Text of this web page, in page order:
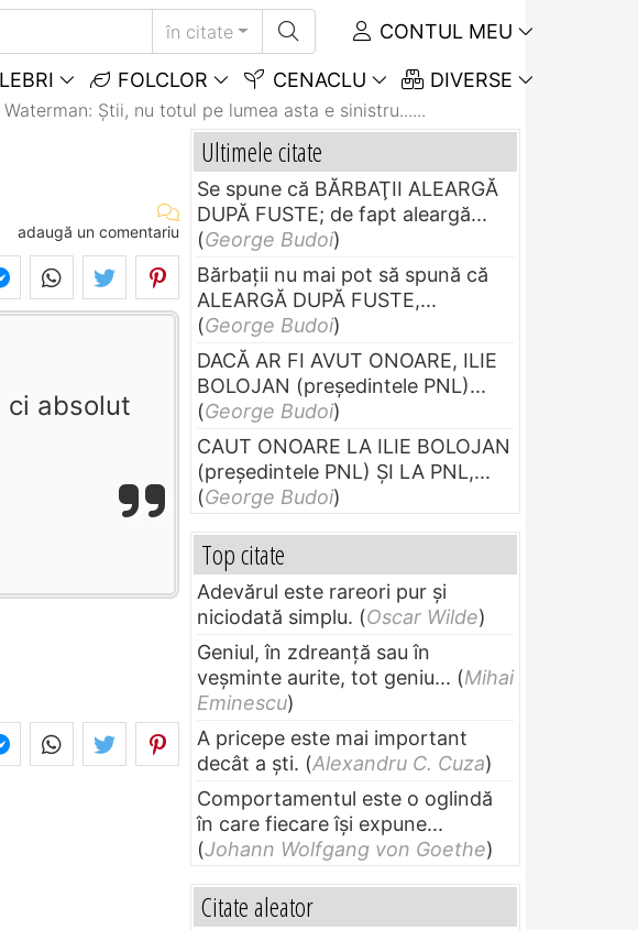
în citate CONTUL MEU
FOLCLOR CENACLU DIVERSE
Waterman: Ştii, nu totul pe lumea asta e sinistru......
adaugă un comentariu
ci absolut
Ultimele citate
Se spune că BĂRBAŢII ALEARGĂ
DUPĂ FUSTE; de fapt aleargă...
(George Budoi)
Bărbaţii nu mai pot să spună că
ALEARGĂ DUPĂ FUSTE,...
(George Budoi)
DACĂ AR FI AVUT ONOARE, ILIE
BOLOJAN (preşedintele PNL)...
(George Budoi)
CAUT ONOARE LA ILIE BOLOJAN
(preşedintele PNL) ŞI LA PNL,...
(George Budoi)
Top citate
Adevărul este rareori pur și
niciodată simplu. (Oscar Wilde)
Geniul, în zdreanţă sau în
veşminte aurite, tot geniu... (Mihai
Eminescu)
A pricepe este mai important
decât a ști. (Alexandru C. Cuza)
Comportamentul este o oglindă
în care fiecare își expune...
(Johann Wolfgang von Goethe)
Citate aleator